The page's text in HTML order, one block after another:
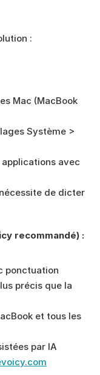
:
Mac (MacBook
Système >
avec
de dicter
recommandé) :
ponctuation
précis que la
et tous les
par IA